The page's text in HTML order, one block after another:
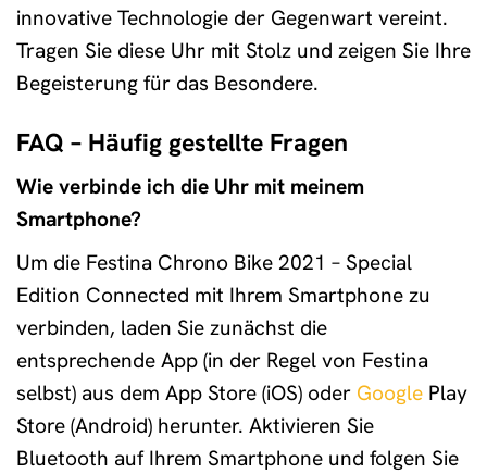
innovative Technologie der Gegenwart vereint.
Tragen Sie diese Uhr mit Stolz und zeigen Sie Ihre
Begeisterung für das Besondere.
FAQ – Häufig gestellte Fragen
Wie verbinde ich die Uhr mit meinem
Smartphone?
Um die Festina Chrono Bike 2021 – Special
Edition Connected mit Ihrem Smartphone zu
verbinden, laden Sie zunächst die
entsprechende App (in der Regel von Festina
selbst) aus dem App Store (iOS) oder Google Play
Store (Android) herunter. Aktivieren Sie
Bluetooth auf Ihrem Smartphone und folgen Sie